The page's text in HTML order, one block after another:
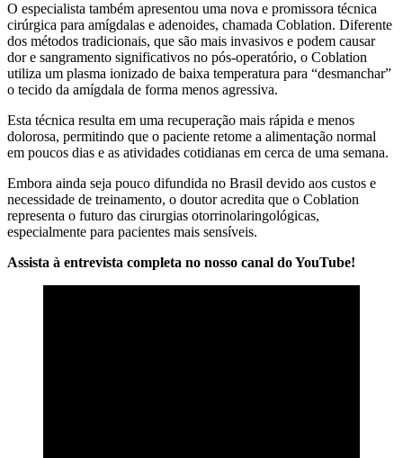
O especialista também apresentou uma nova e promissora técnica
cirúrgica para amígdalas e adenoides, chamada Coblation. Diferente
dos métodos tradicionais, que são mais invasivos e podem causar
dor e sangramento significativos no pós-operatório, o Coblation
utiliza um plasma ionizado de baixa temperatura para “desmanchar”
o tecido da amígdala de forma menos agressiva.
Esta técnica resulta em uma recuperação mais rápida e menos
dolorosa, permitindo que o paciente retome a alimentação normal
em poucos dias e as atividades cotidianas em cerca de uma semana.
Embora ainda seja pouco difundida no Brasil devido aos custos e
necessidade de treinamento, o doutor acredita que o Coblation
representa o futuro das cirurgias otorrinolaringológicas,
especialmente para pacientes mais sensíveis.
Assista à entrevista completa no nosso canal do YouTube!